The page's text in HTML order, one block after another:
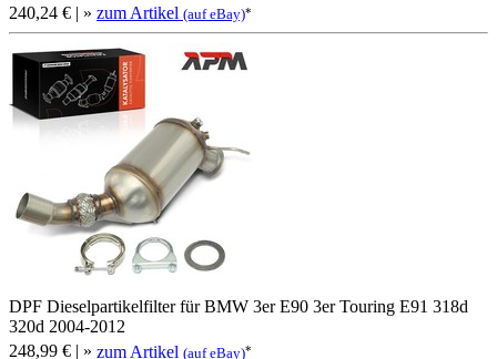
240,24 € | » zum Artikel (auf eBay)*
DPF Dieselpartikelfilter für BMW 3er E90 3er Touring E91 318d
320d 2004-2012
248,99 € | » zum Artikel (auf eBay)*